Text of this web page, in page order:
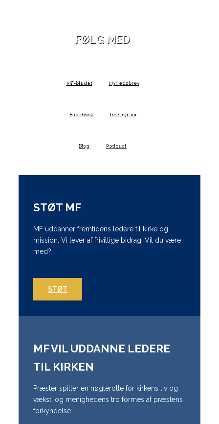
FØLG MED
MF-bladet Nyhedsbrev
Facebook Instagram
Blog Podcast
STØT MF
MF uddanner fremtidens ledere til kirke og
mission. Vi lever af frivillige bidrag. Vil du være
med?
STØT
MF VIL UDDANNE LEDERE
TIL KIRKEN
Præster spiller en nøglerolle for kirkens liv og
vækst, og menighedens tro formes af præstens
forkyndelse.